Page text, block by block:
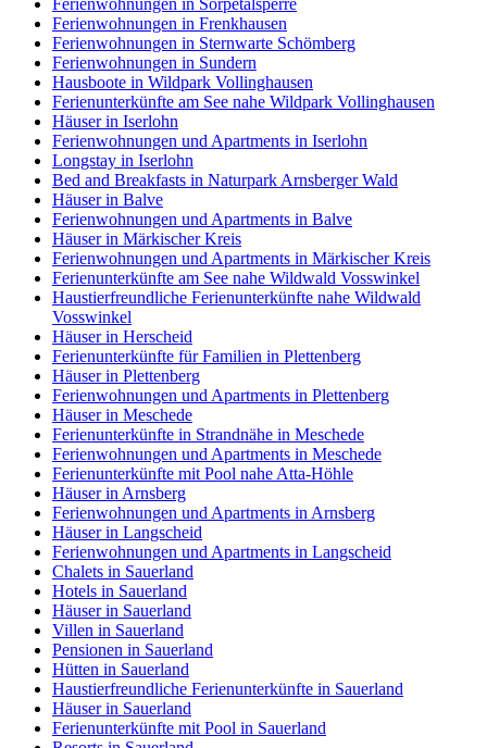
Ferienwohnungen in Sorpetalsperre
Ferienwohnungen in Frenkhausen
Ferienwohnungen in Sternwarte Schömberg
Ferienwohnungen in Sundern
Hausboote in Wildpark Vollinghausen
Ferienunterkünfte am See nahe Wildpark Vollinghausen
Häuser in Iserlohn
Ferienwohnungen und Apartments in Iserlohn
Longstay in Iserlohn
Bed and Breakfasts in Naturpark Arnsberger Wald
Häuser in Balve
Ferienwohnungen und Apartments in Balve
Häuser in Märkischer Kreis
Ferienwohnungen und Apartments in Märkischer Kreis
Ferienunterkünfte am See nahe Wildwald Vosswinkel
Haustierfreundliche Ferienunterkünfte nahe Wildwald
Vosswinkel
Häuser in Herscheid
Ferienunterkünfte für Familien in Plettenberg
Häuser in Plettenberg
Ferienwohnungen und Apartments in Plettenberg
Häuser in Meschede
Ferienunterkünfte in Strandnähe in Meschede
Ferienwohnungen und Apartments in Meschede
Ferienunterkünfte mit Pool nahe Atta-Höhle
Häuser in Arnsberg
Ferienwohnungen und Apartments in Arnsberg
Häuser in Langscheid
Ferienwohnungen und Apartments in Langscheid
Chalets in Sauerland
Hotels in Sauerland
Häuser in Sauerland
Villen in Sauerland
Pensionen in Sauerland
Hütten in Sauerland
Haustierfreundliche Ferienunterkünfte in Sauerland
Häuser in Sauerland
Ferienunterkünfte mit Pool in Sauerland